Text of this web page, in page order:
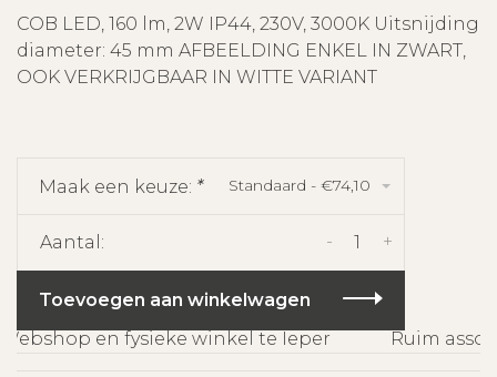
COB LED, 160 lm, 2W IP44, 230V, 3000K Uitsnijding
diameter: 45 mm AFBEELDING ENKEL IN ZWART,
OOK VERKRIJGBAAR IN WITTE VARIANT
Maak een keuze: * Standaard - €74,10
Aantal: +
-
Toevoegen aan winkelwagen
en fysieke winkel te Ieper
Ruim